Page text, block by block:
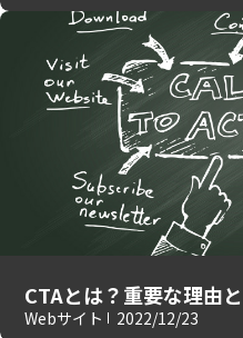
CTAとは？重要な理由
Webサイト 2022/12/23